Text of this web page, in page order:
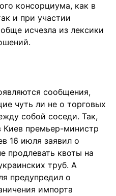
консорциума, как в
и при участии
исчезла из лексики
сообщения,
чуть ли не о торговых
собой соседи. Так,
Киев премьер-министр
16 июля заявил о
продлевать квоты на
труб. А
предупредил о
импорта